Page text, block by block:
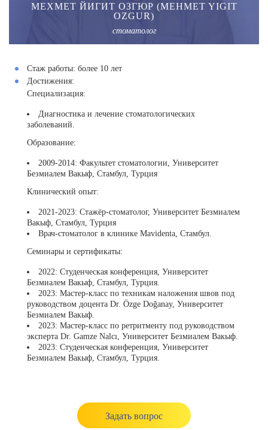
МЕХМЕТ ЙИГИТ ОЗГЮР (MEHMET YIGIT
OZGUR)
стоматолог
Стаж работы: более 10 лет
Достижения:
Специализация:
Диагностика и лечение стоматологических
заболеваний.
Образование:
2009-2014: Факультет стоматологии, Университет
Безмиалем Вакыф, Стамбул, Турция
Клинический опыт:
2021-2023: Стажёр-стоматолог, Университет Безмиалем
Вакыф, Стамбул, Турция
Врач-стоматолог в клинике Mavidenta, Стамбул.
Семинары и сертификаты:
2022: Студенческая конференция, Университет
Безмиалем Вакыф, Стамбул, Турция.
2023: Мастер-класс по техникам наложения швов под
руководством доцента Dr. Özge Doğanay, Университет
Безмиалем Вакыф.
2023: Мастер-класс по ретритменту под руководством
эксперта Dr. Gamze Nalcı, Университет Безмиалем Вакыф.
2023: Студенческая конференция, Университет
Безмиалем Вакыф, Стамбул, Турция.
Задать вопрос